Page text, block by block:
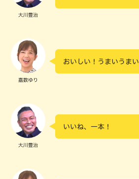
大川豊治
嘉数ゆり
おいしい！うまいうまい
大川豊治
いいね、一本！